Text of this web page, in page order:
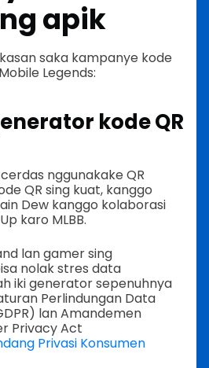
apik
saka kampanye kode
Legends:
kode QR
nggunakake QR
QR sing kuat, kanggo
Dew kanggo kolaborasi
karo MLBB.
lan gamer sing
nolak stres data
iki generator sepenuhnya
Perlindungan Data
lan Amandemen
Privacy Act
Privasi Konsumen